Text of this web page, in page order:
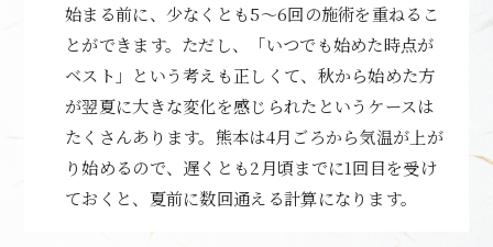
始まる前に、少なくとも5〜6回の施術を重ねるこ
とができます。ただし、「いつでも始めた時点が
ベスト」という考えも正しくて、秋から始めた方
が翌夏に大きな変化を感じられたというケースは
たくさんあります。熊本は4月ごろから気温が上が
り始めるので、遅くとも2月頃までに1回目を受け
ておくと、夏前に数回通える計算になります。